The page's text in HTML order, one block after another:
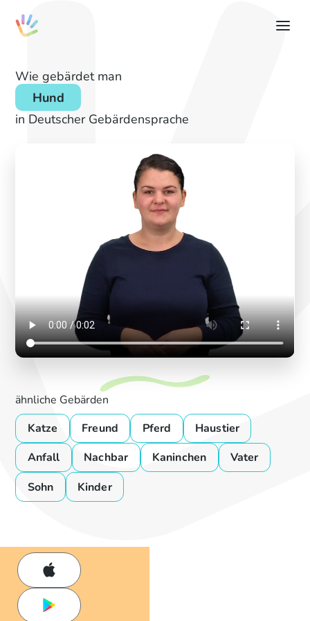
Wie gebärdet man
Hund
in Deutscher Gebärdensprache
ähnliche Gebärden
Katze
Freund Pferd
Haustier
Anfall
Nachbar Kaninchen
Vater
Sohn
Kinder